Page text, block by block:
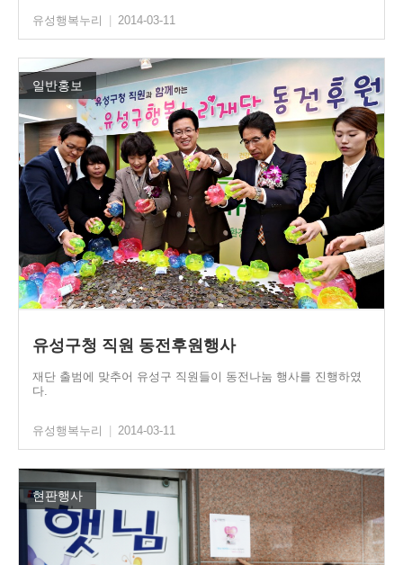
유성행복누리 2014-03-11
일반홍보
유성구청 직원 동전후원행사
재단 출범에 맞추어 유성구 직원들이 동전나눔 행사를 진행하였
다.
유성행복누리 2014-03-11
현판행사